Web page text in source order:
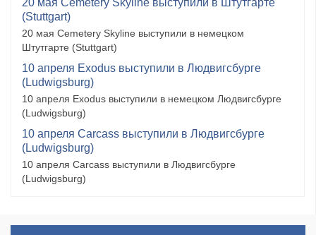
20 мая Cemetery Skyline выступили в Штутгарте
(Stuttgart)
20 мая Cemetery Skyline выступили в немецком
Штутгарте (Stuttgart)
10 апреля Exodus выступили в Людвигсбурге
(Ludwigsburg)
10 апреля Exodus выступили в немецком Людвигсбурге
(Ludwigsburg)
10 апреля Carcass выступили в Людвигсбурге
(Ludwigsburg)
10 апреля Carcass выступили в Людвигсбурге
(Ludwigsburg)